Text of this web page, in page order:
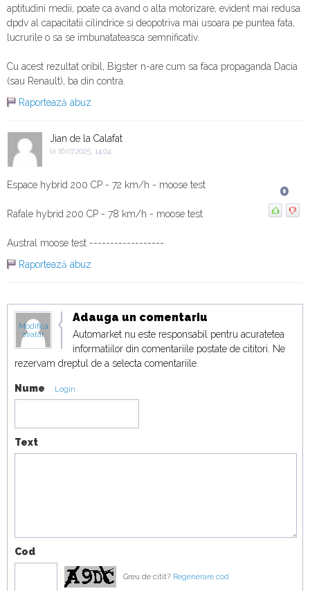
aptitudini medii, poate ca avand o alta motorizare, evident mai redusa
dpdv al capacitatii cilindrice si deopotriva mai usoara pe puntea fata,
lucrurile o sa se imbunatateasca semnificativ.
Cu acest rezultat oribil, Bigster n-are cum sa faca propaganda Dacia
(sau Renault), ba din contra.
Raportează abuz
Jian de la Calafat
la 16.07.2025, 14:04
Espace hybrid 200 CP - 72 km/h - moose test
Rafale hybrid 200 CP - 78 km/h - moose test
Austral moose test ------------------
Raportează abuz
0
Modifica
avatar
Adauga un comentariu
Automarket nu este responsabil pentru acuratetea
informatiilor din comentariile postate de cititori. Ne
rezervam dreptul de a selecta comentariile.
Nume Login
Text
Cod
Greu de citit? Regenerare cod